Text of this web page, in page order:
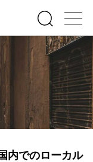
内でのローカル